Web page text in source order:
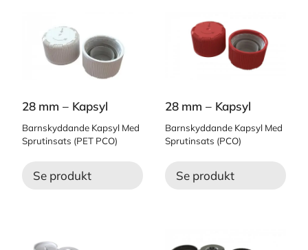
28 mm – Kapsyl
Barnskyddande Kapsyl Med
Sprutinsats (PET PCO)
Se produkt
28 mm – Kapsyl
Barnskyddande Kapsyl Med
Sprutinsats (PCO)
Se produkt